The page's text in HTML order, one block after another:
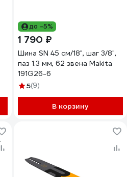
до -5%
1 790 ₽
Шина SN 45 см/18", шаг 3/8",
паз 1.3 мм, 62 звена Makita
191G26-6
5(9)
В корзину